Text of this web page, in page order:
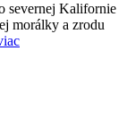
severnej Kalifornie
morálky a zrodu